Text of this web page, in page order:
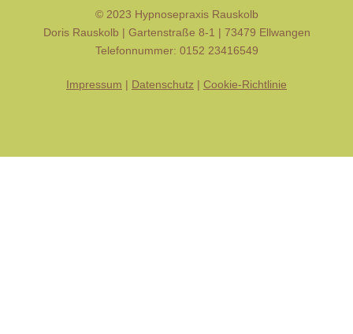
© 2023 Hypnosepraxis Rauskolb
Doris Rauskolb | Gartenstraße 8-1 | 73479 Ellwangen
Telefonnummer: 0152 23416549
Impressum | Datenschutz | Cookie-Richtlinie